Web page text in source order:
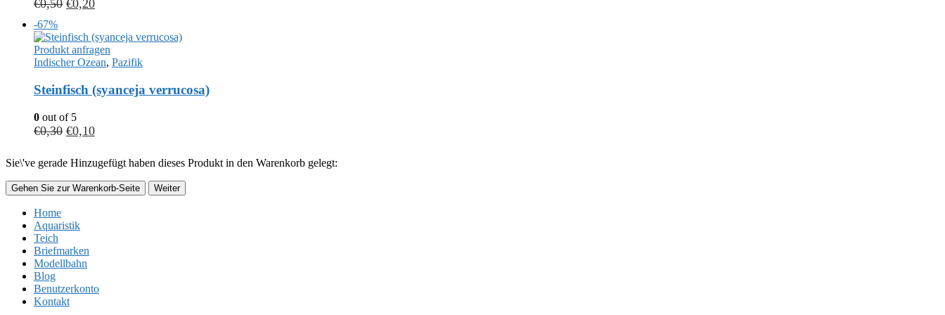
€0,50 €0,20
-67%
Produkt anfragen
Indischer Ozean, Pazifik
Steinfisch (syanceja verrucosa)
0 out of 5
€0,30 €0,10
Sie\'ve gerade Hinzugefügt haben dieses Produkt in den Warenkorb gelegt:
Gehen Sie zur Warenkorb-Seite Weiter
Home
Aquaristik
Teich
Briefmarken
Modellbahn
Blog
Benutzerkonto
Kontakt